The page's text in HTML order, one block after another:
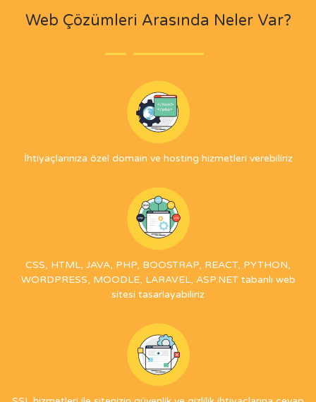
Web Çözümleri Arasında Neler Var?
İhtiyaçlarınıza özel domain ve hosting hizmetleri verebiliriz
CSS, HTML, JAVA, PHP, BOOSTRAP, REACT, PYTHON,
WORDPRESS, MOODLE, LARAVEL, ASP.NET tabanlı web
sitesi tasarlayabiliriz